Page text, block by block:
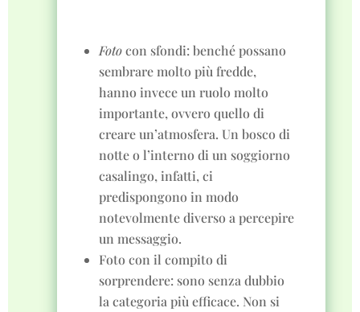
Fotocon sfondi: benché possano
sembrare molto più fredde,
hanno invece un ruolo molto
importante, ovvero quello di
creare un’atmosfera. Un bosco di
notte o l’interno di un soggiorno
casalingo, infatti, ci
predispongono in modo
notevolmente diverso a percepire
un messaggio.
Foto con il compito di
sorprendere: sono senza dubbio
la categoria più efficace. Non si